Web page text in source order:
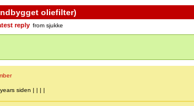
oliefilter)
reply from sjukke
siden | | | |